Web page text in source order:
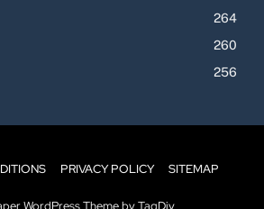
264
260
256
PRIVACY POLICY SITEMAP